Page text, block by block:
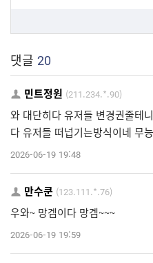
댓글 20
민트정원 (211.234.*.90)
와 대단히다 유저들 변경권줄테
다 유저들 떠넙기는방식이네 무
2026-06-19 19:48
만수쿤 (123.111.*.76)
우와~ 망겜이다 망겜~~~
2026-06-19 19:59